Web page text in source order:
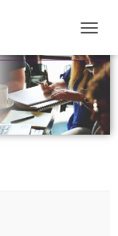
O
G
G
L
E
N